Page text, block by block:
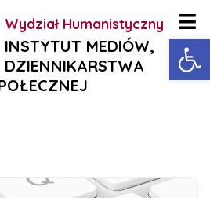
Wydział Humanistyczny
INSTYTUT MEDIÓW,
DZIENNIKARSTWA